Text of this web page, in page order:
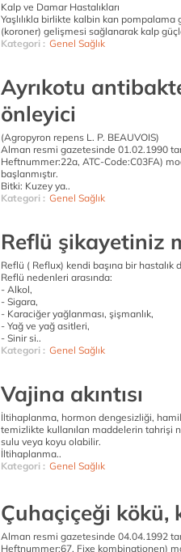
Kalp ve Damar Hastalıkları
Yaşlılıkla birlikte kalbin kan pompalama
(koroner) gelişmesi sağlanarak kalp
Kategori : Genel Sağlık
Ayrıkotu
önleyici
(Agropyron repens L. P. BEAUVOIS)
Alman resmi gazetesinde 01.02.1990
Heftnummer:22a, ATC-Code:C03FA)
başlanmıştır.
Bitki: Kuzey ya..
Kategori : Genel Sağlık
Reflü şikayetiniz
Reflü ( Reflux) kendi başına bir hastalık
Reflü nedenleri arasında:
- Alkol,
- Sigara,
- Karaciğer yağlanması, şişmanlık,
- Yağ ve yağ asitleri,
- Sinir si..
Kategori : Genel Sağlık
Vajina akıntısı
İltihaplanma, hormon dengesizliği,
temizlikte kullanılan maddelerin tahrişi
sulu veya koyu olabilir.
İltihaplanma..
Kategori : Genel Sağlık
Çuhaçiçeği kökü,
Alman resmi gazetesinde 04.04.1992
Heftnummer:67, Fixe kombinationen)